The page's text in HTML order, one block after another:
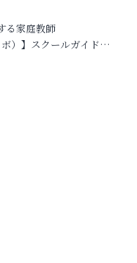
る家庭教師
）】スクールガイド…